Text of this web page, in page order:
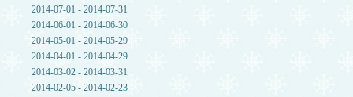
2014-07-01 - 2014-07-31
2014-06-01 - 2014-06-30
2014-05-01 - 2014-05-29
2014-04-01 - 2014-04-29
2014-03-02 - 2014-03-31
2014-02-05 - 2014-02-23